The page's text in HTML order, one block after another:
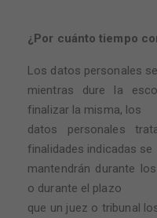
¿Por cuánto tiempo
Los datos personales
mientras dure la
finalizar la misma, los
datos personales
finalidades indicadas se
mantendrán durante
o durante el plazo
que un juez o tribunal